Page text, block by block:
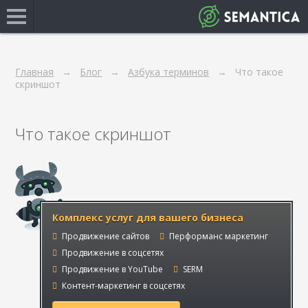
Главная Блог Азбука терминов
Что такое
скриншот
Что такое скриншот
Комплекс услуг для вашего бизнеса
Продвижение сайтов
Перформанс маркетинг
Продвижение в соцсетях
Продвижение в YouTube
SERM
Контент-маркетинг в соцсетях